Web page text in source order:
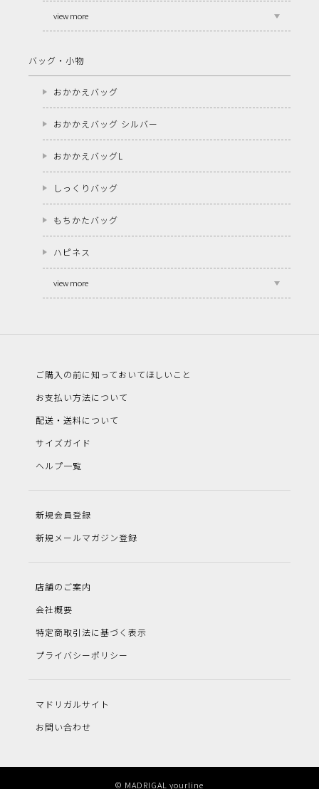
view more
バッグ・小物
おかかえバッグ
おかかえバッグ シルバー
おかかえバッグL
しっくりバッグ
もちかたバッグ
ハピネス
view more
ご購入の前に知っておいてほしいこと
お支払い方法について
配送・送料について
サイズガイド
ヘルプ一覧
新規会員登録
新規メールマガジン登録
店舗のご案内
会社概要
特定商取引法に基づく表示
プライバシーポリシー
マドリガルサイト
お問い合わせ
© MADRIGAL yourline